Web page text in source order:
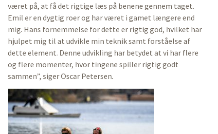
været på, at få det rigtige læs på benene gennem taget.
Emil er en dygtig roer og har været i gamet længere end
mig. Hans fornemmelse for dette er rigtig god, hvilket har
hjulpet mig til at udvikle min teknik samt forståelse af
dette element. Denne udvikling har betydet at vi har flere
og flere momenter, hvor tingene spiller rigtig godt
sammen”, siger Oscar Petersen.